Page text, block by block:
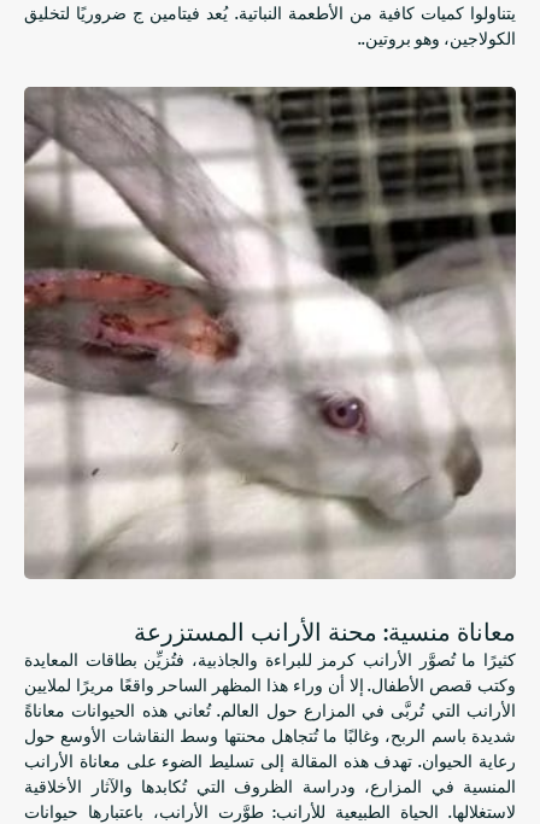
يتناولوا كميات كافية من الأطعمة النباتية. يُعد فيتامين ج ضروريًا لتخليق
الكولاجين، وهو بروتين..
معاناة منسية: محنة الأرانب المستزرعة
كثيرًا ما تُصوَّر الأرانب كرمز للبراءة والجاذبية، فتُزيِّن بطاقات المعايدة
وكتب قصص الأطفال. إلا أن وراء هذا المظهر الساحر واقعًا مريرًا لملايين
الأرانب التي تُربَّى في المزارع حول العالم. تُعاني هذه الحيوانات معاناةً
شديدة باسم الربح، وغالبًا ما تُتجاهل محنتها وسط النقاشات الأوسع حول
رعاية الحيوان. تهدف هذه المقالة إلى تسليط الضوء على معاناة الأرانب
المنسية في المزارع، ودراسة الظروف التي تُكابدها والآثار الأخلاقية
لاستغلالها. الحياة الطبيعية للأرانب: طوَّرت الأرانب، باعتبارها حيوانات